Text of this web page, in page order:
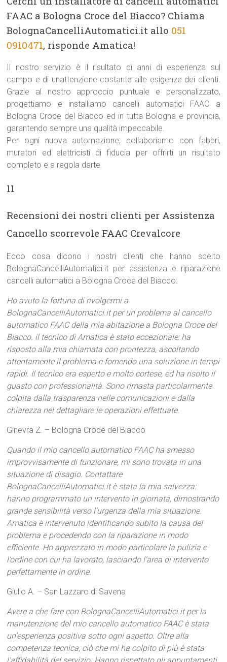
FAAC a Bologna Croce del Biacco? Chiama
BolognaCancelliAutomatici.it allo 051
0910471, risponde Amatica!
Il nostro servizio è il risultato di anni di esperienza sul
campo e di unattenzione costante alle esigenze dei clienti.
Grazie al nostro approccio puntuale e personalizzato,
progettiamo e installiamo cancelli automatici FAAC a
Bologna Croce del Biacco ed in tutta Bologna e provincia,
garantendo sempre una qualità impeccabile.
Per ogni nuova automazione, collaboriamo con fabbri,
muratori ed elettricisti di fiducia per offrirti un risultato
completo e a regola darte.
11
Recensioni dei nostri clienti per Assistenza
Cancello scorrevole FAAC Crevalcore
Ecco cosa dicono i nostri clienti che hanno scelto
BolognaCancelliAutomatici.it per assistenza e riparazione
cancelli automatici a Bologna Croce del Biacco:
Ho avuto la fortuna di rivolgermi a
BolognaCancelliAutomatici.it per un problema al cancello
automatico FAAC della mia abitazione a Bologna Croce del
Biacco. il tecnico di Amatica è stato eccezionale: ha
risposto alla mia chiamata con prontezza, ascoltando
attentamente il problema e fornendo una soluzione in tempi
rapidi. Il tecnico era esperto e molto cortese, ed ha risolto il
guasto con professionalità. Sono rimasta particolarmente
colpita dalla trasparenza nelle comunicazioni e dalla
chiarezza nel dettagliare le operazioni effettuate.
Ginevra Z. – Bologna Croce del Biacco
Quando il mio cancello automatico FAAC ha smesso
improvvisamente di funzionare, mi sono trovata in una
situazione di disagio. Contattare
BolognaCancelliAutomatici.it è stata la mia salvezza:
hanno programmato un intervento in giornata, dimostrando
grande sensibilità verso l’urgenza della mia situazione.
Amatica è intervenuto identificando subito la causa del
problema e procedendo con la riparazione in modo
efficiente. Ho apprezzato in modo particolare la pulizia e
l’ordine con cui ha lavorato, lasciando l’area di intervento
perfettamente in ordine.
Giulio A. – San Lazzaro di Savena
Avere a che fare con BolognaCancelliAutomatici.it per la
manutenzione del mio cancello automatico FAAC è stata
un’esperienza positiva sotto ogni aspetto. Oltre alla
competenza tecnica, ciò che mi ha colpito di più è stata